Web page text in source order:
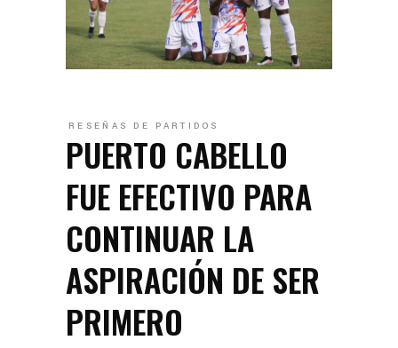
RESEÑAS DE PARTIDOS
PUERTO CABELLO
FUE EFECTIVO PARA
CONTINUAR LA
ASPIRACIÓN DE SER
PRIMERO